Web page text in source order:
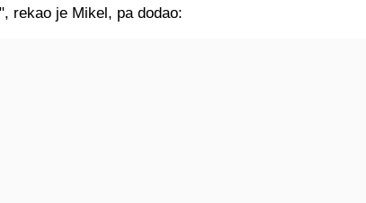
rekao je Mikel, pa dodao: